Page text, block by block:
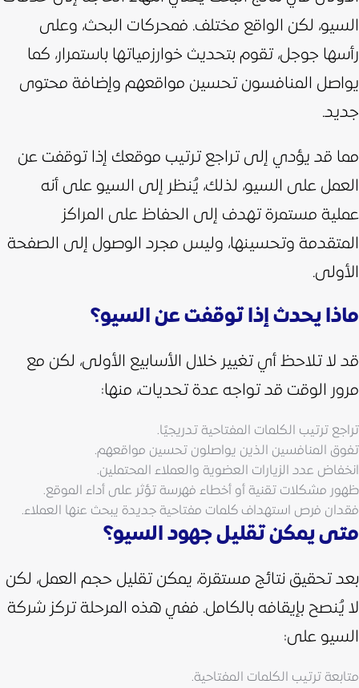
السيو، لكن الواقع مختلف. فمحركات البحث، وعلى
رأسها جوجل، تقوم بتحديث خوارزمياتها باستمرار، كما
يواصل المنافسون تحسين مواقعهم وإضافة محتوى
جديد.
مما قد يؤدي إلى تراجع ترتيب موقعك إذا توقفت عن
العمل على السيو، لذلك، يُنظر إلى السيو على أنه
عملية مستمرة تهدف إلى الحفاظ على المراكز
المتقدمة وتحسينها، وليس مجرد الوصول إلى الصفحة
الأولى.
ماذا يحدث إذا توقفت عن السيو؟
قد لا تلاحظ أي تغيير خلال الأسابيع الأولى، لكن مع
مرور الوقت قد تواجه عدة تحديات، منها:
تراجع ترتيب الكلمات المفتاحية تدريجيًا.
تفوق المنافسين الذين يواصلون تحسين مواقعهم.
انخفاض عدد الزيارات العضوية والعملاء المحتملين.
ظهور مشكلات تقنية أو أخطاء فهرسة تؤثر على أداء الموقع.
فقدان فرص استهداف كلمات مفتاحية جديدة يبحث عنها العملاء.
متى يمكن تقليل جهود السيو؟
بعد تحقيق نتائج مستقرة، يمكن تقليل حجم العمل، لكن
لا يُنصح بإيقافه بالكامل. ففي هذه المرحلة تركز شركة
السيو على:
متابعة ترتيب الكلمات المفتاحية.